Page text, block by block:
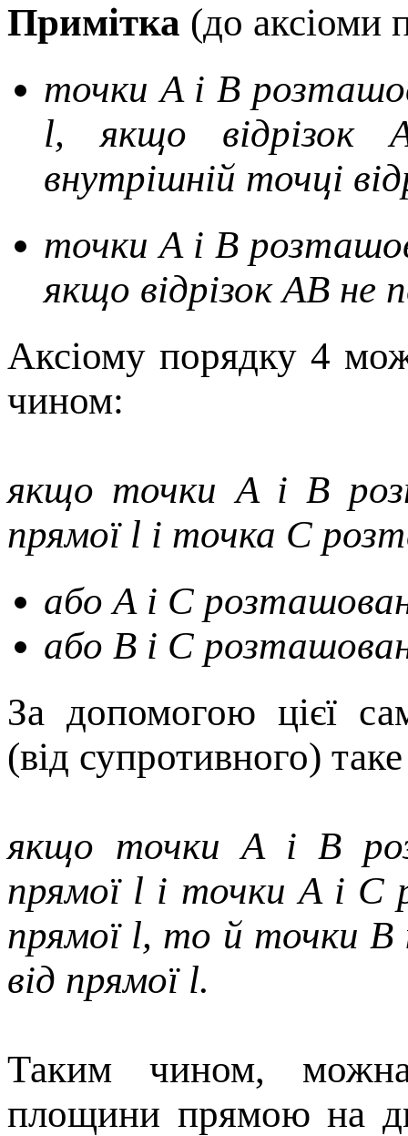
Примітка (до аксіоми
точки A і B
l, якщо відрізок
внутрішній точці
точки A і B
якщо відрізок AB не
Аксіому порядку 4
чином:
якщо точки A і B
прямої l і точка C
або А і C
або В і C
За допомогою цієї
(від супротивного)
якщо точки A і B
прямої l і точки A і C
прямої l, то й точки В
від прямої l.
Таким чином,
площини прямою на